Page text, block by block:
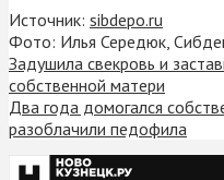
Источник: sibdepo.ru
Фото: Илья Середюк,
Задушила свекровь и
собственной матери
Два года домогался
разоблачили педофила